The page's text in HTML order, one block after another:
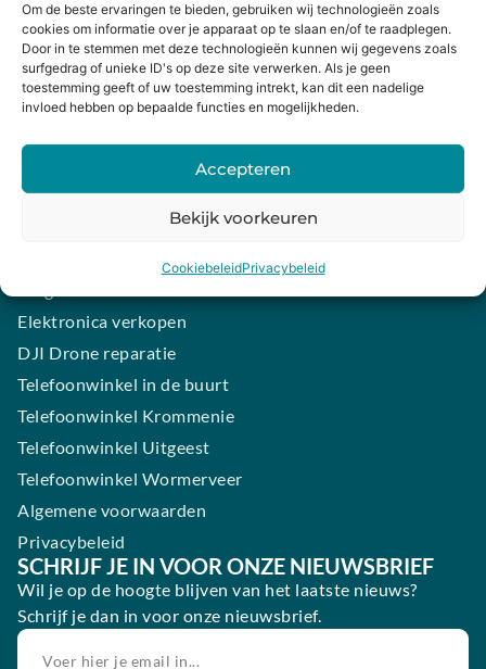
Om de beste ervaringen te bieden, gebruiken wij technologieën zoals
cookies om informatie over je apparaat op te slaan en/of te raadplegen.
Door in te stemmen met deze technologieën kunnen wij gegevens zoals
surfgedrag of unieke ID's op deze site verwerken. Als je geen
toestemming geeft of uw toestemming intrekt, kan dit een nadelige
invloed hebben op bepaalde functies en mogelijkheden.
Accepteren
Bekijk voorkeuren
CookiebeleidPrivacybeleid
Bestellingen
Mijn winkelwagen
HANDIGE LINKS
Levering en retourneren
iPhone laten maken
Samsung smartphone laten maken
Elektronica verkopen
DJI Drone reparatie
Telefoonwinkel in de buurt
Telefoonwinkel Krommenie
Telefoonwinkel Uitgeest
Telefoonwinkel Wormerveer
Algemene voorwaarden
Privacybeleid
SCHRIJF JE IN VOOR ONZE NIEUWSBRIEF
Wil je op de hoogte blijven van het laatste nieuws?
Schrijf je dan in voor onze nieuwsbrief.